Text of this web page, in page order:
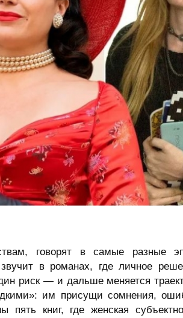
говорят в самые
в романах, где личное
риск — и дальше меняется
им присущи сомнения,
пять книг, где женская